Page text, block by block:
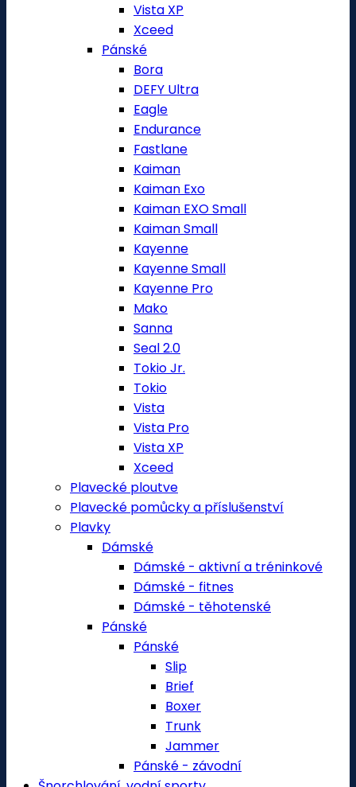
Vista XP
Xceed
Pánské
Bora
DEFY Ultra
Eagle
Endurance
Fastlane
Kaiman
Kaiman Exo
Kaiman EXO Small
Kaiman Small
Kayenne
Kayenne Small
Kayenne Pro
Mako
Sanna
Seal 2.0
Tokio Jr.
Tokio
Vista
Vista Pro
Vista XP
Xceed
Plavecké ploutve
Plavecké pomůcky a příslušenství
Plavky
Dámské
Dámské - aktivní a tréninkové
Dámské - fitnes
Dámské - těhotenské
Pánské
Pánské
Slip
Brief
Boxer
Trunk
Jammer
Pánské - závodní